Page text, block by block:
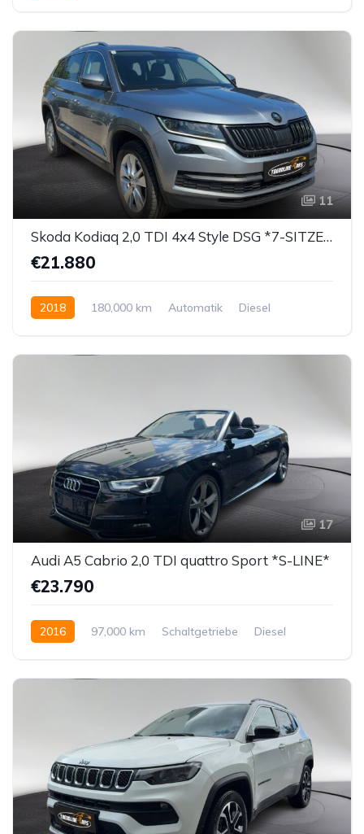
11
Skoda Kodiaq 2,0 TDI 4x4 Style DSG *7-SITZER*
€21.880
2018 180,000 km Automatik
Diesel
17
Audi A5 Cabrio 2,0 TDI quattro Sport *S-LINE*
€23.790
2016 97,000 km Schaltgetriebe
Diesel